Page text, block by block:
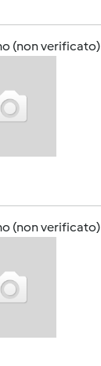
(non verificato)
(non verificato)